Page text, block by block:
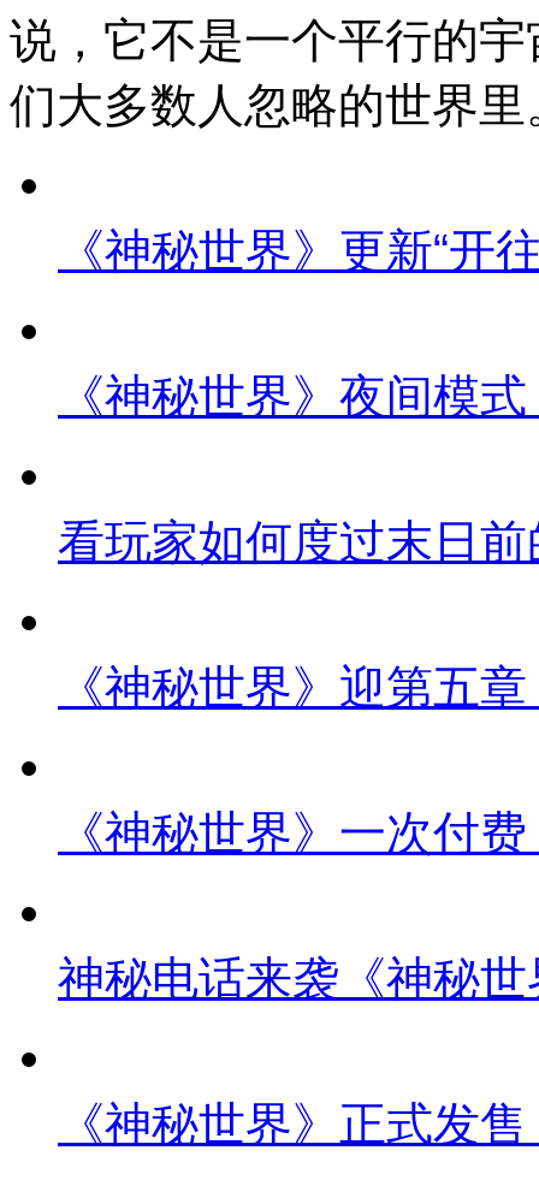
说，它不是一个平行的
们大多数人忽略的世界里
《神秘世界》更新“开
《神秘世界》夜间模
看玩家如何度过末日
《神秘世界》迎第五
《神秘世界》一次付
神秘电话来袭《神秘
《神秘世界》正式发